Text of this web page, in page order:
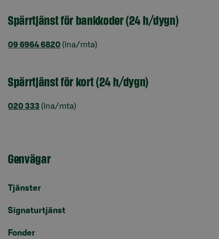
Spärrtjänst för bankkoder (24 h/dygn)
09 6964 6820 (lna/mta)
Spärrtjänst för kort (24 h/dygn)
020 333 (lna/mta)
Genvägar
Tjänster
Signaturtjänst
Fonder